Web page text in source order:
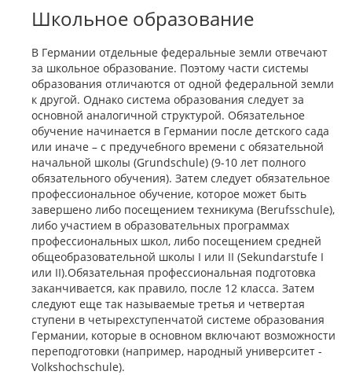
Школьное образование
В Германии отдельные федеральные земли отвечают
за школьное образование. Поэтому части системы
образования отличаются от одной федеральной земли
к другой. Однако система образования следует за
основной аналогичной структурой. Обязательное
обучение начинается в Германии после детского сада
или иначе – с предучебного времени с обязательной
начальной школы (Grundschule) (9-10 лет полного
обязательного обучения). Затем следует обязательное
профессиональное обучение, которое может быть
завершено либо посещением техникума (Berufsschule),
либо участием в образовательных программах
профессиональных школ, либо посещением средней
общеобразовательной школы I или II (Sekundarstufe I
или II).Обязательная профессиональная подготовка
заканчивается, как правило, после 12 класса. Затем
следуют еще так называемые третья и четвертая
ступени в четырехступенчатой системе образования
Германии, которые в основном включают возможности
переподготовки (например, народный университет -
Volkshochschule).